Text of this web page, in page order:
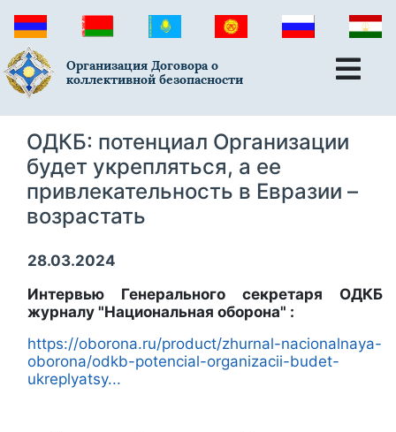
Организация Договора о
коллективной безопасности
ОДКБ: потенциал Организации
будет укрепляться, а ее
привлекательность в Евразии –
возрастать
28.03.2024
Интервью Генерального секретаря ОДКБ
журналу "Национальная оборона" :
https://oborona.ru/product/zhurnal-nacionalnaya-
oborona/odkb-potencial-organizacii-budet-
ukreplyatsy...